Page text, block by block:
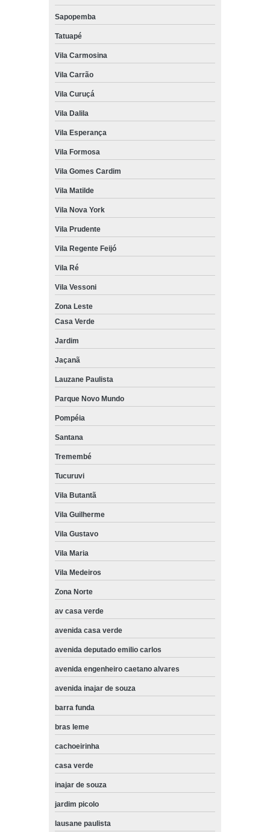
Sapopemba
Tatuapé
Vila Carmosina
Vila Carrão
Vila Curuçá
Vila Dalila
Vila Esperança
Vila Formosa
Vila Gomes Cardim
Vila Matilde
Vila Nova York
Vila Prudente
Vila Regente Feijó
Vila Ré
Vila Vessoni
Zona Leste
Casa Verde
Jardim
Jaçanã
Lauzane Paulista
Parque Novo Mundo
Pompéia
Santana
Tremembé
Tucuruvi
Vila Butantã
Vila Guilherme
Vila Gustavo
Vila Maria
Vila Medeiros
Zona Norte
av casa verde
avenida casa verde
avenida deputado emilio carlos
avenida engenheiro caetano alvares
avenida inajar de souza
barra funda
bras leme
cachoeirinha
casa verde
inajar de souza
jardim picolo
lausane paulista